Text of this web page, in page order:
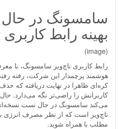
سامسونگ در
بهینه رابط
(image)
رابط کاربری تاچ‌ویز سامسونگ، با
هوشمند پرچمدار این شرکت، رفته
کره‌ای ظاهرا در نهایت دریافته که
کاربرانش را راضی‌تر نگه می‌دارد.
می‌کند سامسونگ در حال تست نسخه‌ای
تاچ‌ویز است که از نظر مصرف انرژی
مطلب با همراه شوید.